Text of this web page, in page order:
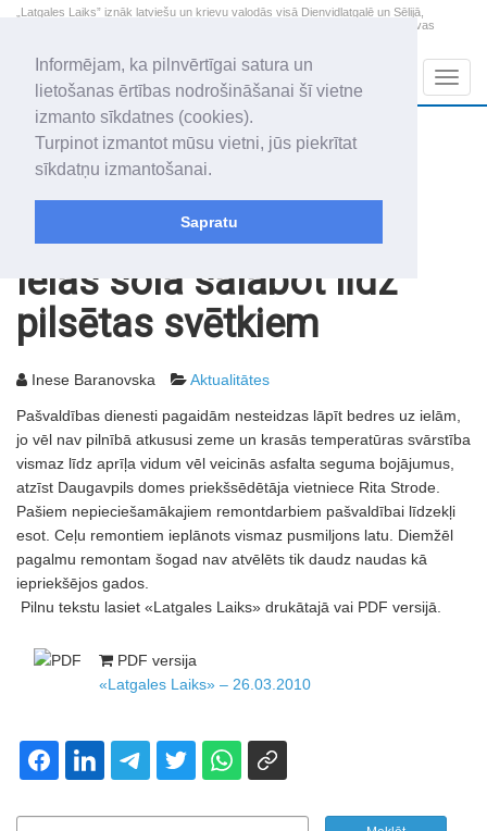
Informējam, ka pilnvērtīgai satura un
lietošanas ērtības nodrošināšanai šī vietne
izmanto sīkdatnes (cookies).
Turpinot izmantot mūsu vietni, jūs piekrītat
sīkdatņu izmantošanai.
Sapratu
„Latgales Laiks” iznāk latviešu un krievu valodās visā Dienvidlatgalē un Sēlijā,
„Latgales Laiks” latviešu valodā aptver Daugavpils valstspilsētu, Augšdaugavas
2026. gada 10. augusts
Pirmdiena
Audris, Brencis, Inuta
+11.8
Ielas sola salabot līdz
pilsētas svētkiem
Inese Baranovska Aktualitātes
Pašvaldības dienesti pagaidām nesteidzas lāpīt bedres uz ielām,
jo vēl nav pilnībā atkususi zeme un krasās temperatūras svārstība
vismaz līdz aprīļa vidum vēl veicinās asfalta seguma bojājumus,
atzīst Daugavpils domes priekšsēdētāja vietniece Rita Strode.
Pašiem nepieciešamākajiem remontdarbiem pašvaldībai līdzekļi
esot. Ceļu remontiem ieplānots vismaz pusmiljons latu. Diemžēl
pagalmu remontam šogad nav atvēlēts tik daudz naudas kā
iepriekšējos gados.
Pilnu tekstu lasiet «Latgales Laiks» drukātajā vai PDF versijā.
PDF versija
«Latgales Laiks» – 26.03.2010